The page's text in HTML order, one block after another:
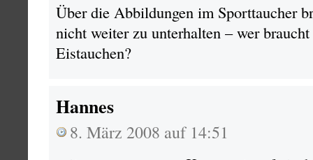
Über die Abbildungen im Sporttaucher
nicht weiter zu unterhalten – wer
Eistauchen?
Hannes
8. März 2008 auf 14:51